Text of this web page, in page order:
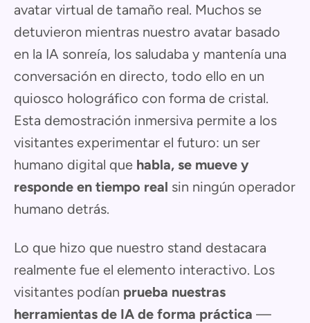
avatar virtual de tamaño real. Muchos se
detuvieron mientras nuestro avatar basado
en la IA sonreía, los saludaba y mantenía una
conversación en directo, todo ello en un
quiosco holográfico con forma de cristal.
Esta demostración inmersiva permite a los
visitantes experimentar el futuro: un ser
humano digital que habla, se mueve y
responde en tiempo real sin ningún operador
humano detrás.
Lo que hizo que nuestro stand destacara
realmente fue el elemento interactivo. Los
visitantes podían prueba nuestras
herramientas de IA de forma práctica —